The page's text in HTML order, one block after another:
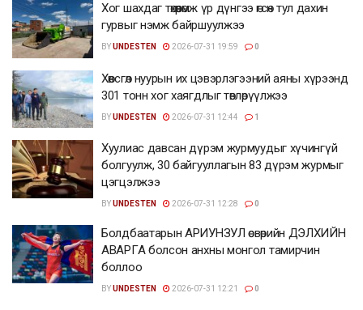
Хог шахдаг төхөөрөмж үр дүнгээ өгсөн тул дахин
гурвыг нэмж байршуулжээ
BYUNDESTEN 2026-07-31 19:59 0
Хөвсгөл нуурын их цэвэрлэгээний аяны хүрээнд
301 тонн хог хаягдлыг төвлөрүүлжээ
BYUNDESTEN 2026-07-31 12:44 1
Хуулиас давсан дүрэм журмуудыг хүчингүй
болгуулж, 30 байгууллагын 83 дүрэм журмыг
цэгцэлжээ
BYUNDESTEN 2026-07-31 12:28 0
Болдбаатарын АРИУНЗУЛ өсвөрийн ДЭЛХИЙН
АВАРГА болсон анхны монгол тамирчин
боллоо
BYUNDESTEN 2026-07-31 12:21 0